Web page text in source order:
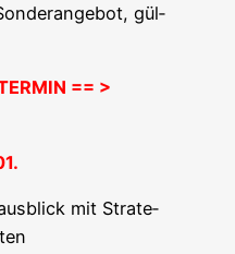
gül­
== >
mit Stra­te­